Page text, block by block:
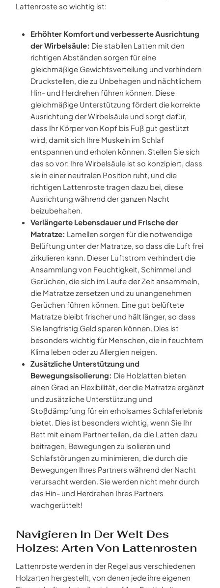
Lattenroste so wichtig ist:
Erhöhter Komfort und verbesserte Ausrichtung
der Wirbelsäule: Die stabilen Latten mit den
richtigen Abständen sorgen für eine
gleichmäßige Gewichtsverteilung und verhindern
Druckstellen, die zu Unbehagen und nächtlichem
Hin- und Herdrehen führen können. Diese
gleichmäßige Unterstützung fördert die korrekte
Ausrichtung der Wirbelsäule und sorgt dafür,
dass Ihr Körper von Kopf bis Fuß gut gestützt
wird, damit sich Ihre Muskeln im Schlaf
entspannen und erholen können. Stellen Sie sich
das so vor: Ihre Wirbelsäule ist so konzipiert, dass
sie in einer neutralen Position ruht, und die
richtigen Lattenroste tragen dazu bei, diese
Ausrichtung während der ganzen Nacht
beizubehalten.
Verlängerte Lebensdauer und Frische der
Matratze: Lamellen sorgen für die notwendige
Belüftung unter der Matratze, so dass die Luft frei
zirkulieren kann. Dieser Luftstrom verhindert die
Ansammlung von Feuchtigkeit, Schimmel und
Gerüchen, die sich im Laufe der Zeit ansammeln,
die Matratze zersetzen und zu unangenehmen
Gerüchen führen können. Eine gut belüftete
Matratze bleibt frischer und hält länger, so dass
Sie langfristig Geld sparen können. Dies ist
besonders wichtig für Menschen, die in feuchtem
Klima leben oder zu Allergien neigen.
Zusätzliche Unterstützung und
Bewegungsisolierung: Die Holzlatten bieten
einen Grad an Flexibilität, der die Matratze ergänzt
und zusätzliche Unterstützung und
Stoßdämpfung für ein erholsames Schlaferlebnis
bietet. Dies ist besonders wichtig, wenn Sie Ihr
Bett mit einem Partner teilen, da die Latten dazu
beitragen, Bewegungen zu isolieren und
Schlafstörungen zu minimieren, die durch die
Bewegungen Ihres Partners während der Nacht
verursacht werden. Sie werden nicht mehr durch
das Hin- und Herdrehen Ihres Partners
wachgerüttelt!
Navigieren In Der Welt Des
Holzes: Arten Von Lattenrosten
Lattenroste werden in der Regel aus verschiedenen
Holzarten hergestellt, von denen jede ihre eigenen